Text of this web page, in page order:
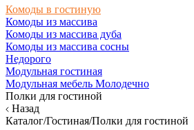
Комоды в гостиную
Комоды из массива
Комоды из массива дуба
Комоды из массива сосны
Недорого
Модульная гостиная
Модульная мебель Молодечно
Полки для гостиной
Назад
Каталог/Гостиная/Полки для гостиной